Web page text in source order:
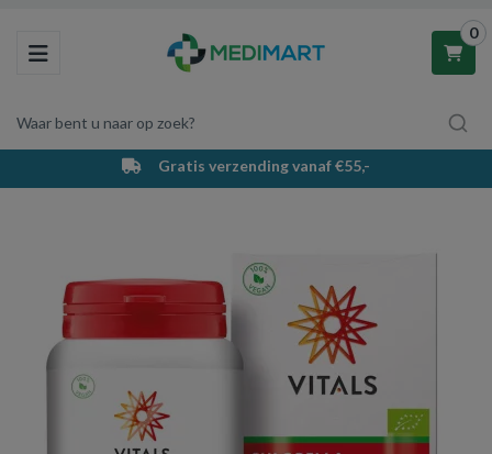
Toggle navigation
Waar bent u naar op zoek?
0
Winkelwagen
Uw winkelwagen is leeg.
Vul hem met producten.
Gratis verzending vanaf €55,-